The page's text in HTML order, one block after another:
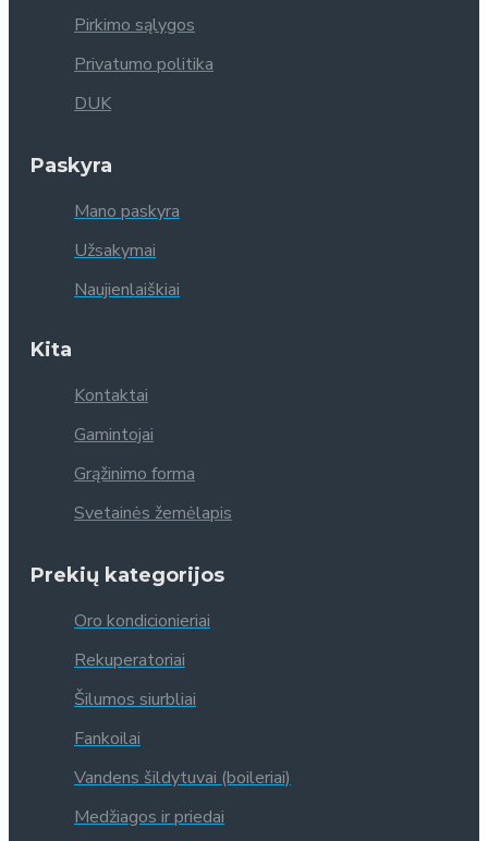
Pirkimo sąlygos
Privatumo politika
DUK
Paskyra
Mano paskyra
Užsakymai
Naujienlaiškiai
Kita
Kontaktai
Gamintojai
Grąžinimo forma
Svetainės žemėlapis
Prekių kategorijos
Oro kondicionieriai
Rekuperatoriai
Šilumos siurbliai
Fankoilai
Vandens šildytuvai (boileriai)
Medžiagos ir priedai